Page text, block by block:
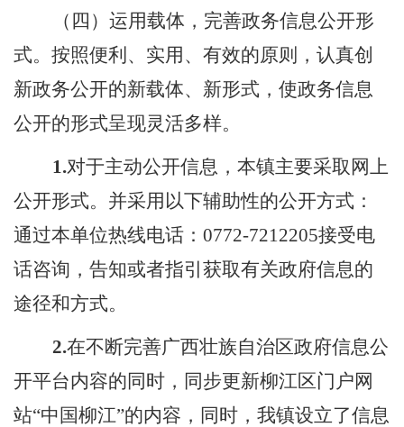
（四）运用载体，完善政务信息公开形
式。 按照便利、实用、有效的原则，认真创
新政务公开的新载体、新形式，使政务信息
公开的形式呈现灵活多样。
1.对于主动公开信息，本镇主要采取网上
公开形式。并采用以下辅助性的公开方式：
通过本单位热线电话： 0772-7212205接受电
话咨询，告知或者指引获取有关政府信息的
途径和方式。
2.在不断完善广西壮族自治区政府信息公
开平台内容的同时，同步更新柳江区门户网
站“中国柳江”的内容，同时，我镇设立了信息